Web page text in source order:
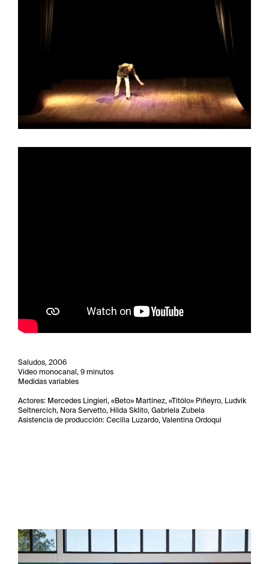
Saludos, 2006
Video monocanal, 9 minutos
Medidas variables
Actores: Mercedes Lingieri, «Beto» Martínez, «Titólo» Piñeyro, Ludvik
Seltnercich, Nora Servetto, Hilda Sklito, Gabriela Zubela
Asistencia de producción: Cecilia Luzardo, Valentina Ordoqui